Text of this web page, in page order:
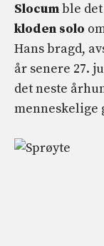
Slocumble
kloden solo
Hans bragd,
år senere 27.
det neste
menneskelige